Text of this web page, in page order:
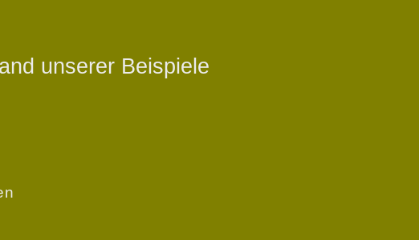
unserer Beispiele